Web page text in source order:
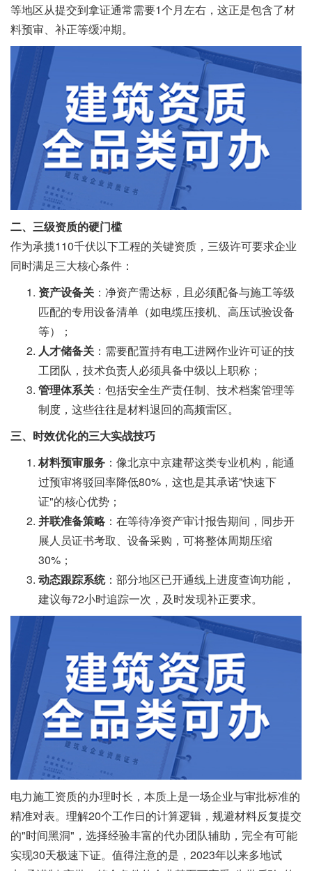
等地区从提交到拿证通常需要1个月左右，这正是包含了材
料预审、补正等缓冲期。
二、三级资质的硬门槛
作为承揽110千伏以下工程的关键资质，三级许可要求企业
同时满足三大核心条件：
资产设备关 ：净资产需达标，且必须配备与施工等级
匹配的专用设备清单（如电缆压接机、高压试验设备
等）；
人才储备关 ：需要配置持有电工进网作业许可证的技
工团队，技术负责人必须具备中级以上职称；
管理体系关 ：包括安全生产责任制、技术档案管理等
制度，这些往往是材料退回的高频雷区。
三、时效优化的三大实战技巧
材料预审服务 ：像北京中京建帮这类专业机构，能通
过预审将驳回率降低80%，这也是其承诺"快速下
证"的核心优势；
并联准备策略：在等待净资产审计报告期间，同步开
展人员证书考取、设备采购，可将整体周期压缩
30%；
动态跟踪系统：部分地区已开通线上进度查询功能，
建议每72小时追踪一次，及时发现补正要求。
电力施工资质的办理时长，本质上是一场企业与审批标准的
精准对表。理解20个工作日的计算逻辑，规避材料反复提交
的"时间黑洞"，选择经验丰富的代办团队辅助，完全有可能
实现30天极速下证。值得注意的是，2023年以来多地试